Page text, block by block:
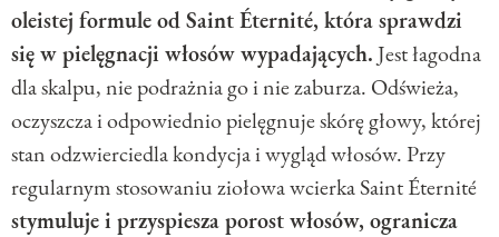
oleistej formule od Saint Éternité, która sprawdzi
się w pielęgnacji włosów wypadających.Jest łagodna
dla skalpu, nie podrażnia go i nie zaburza. Odświeża,
oczyszcza i odpowiednio pielęgnuje skórę głowy, której
stan odzwierciedla kondycja i wygląd włosów. Przy
regularnym stosowaniu ziołowa wcierka Saint Éternité
stymuluje i przyspiesza porost włosów, ogranicza